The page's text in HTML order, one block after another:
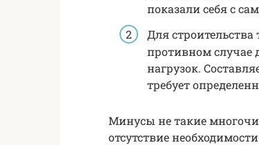
показали себя с
Для
противном случае
нагрузок.
требует
Минусы не такие
отсутствие